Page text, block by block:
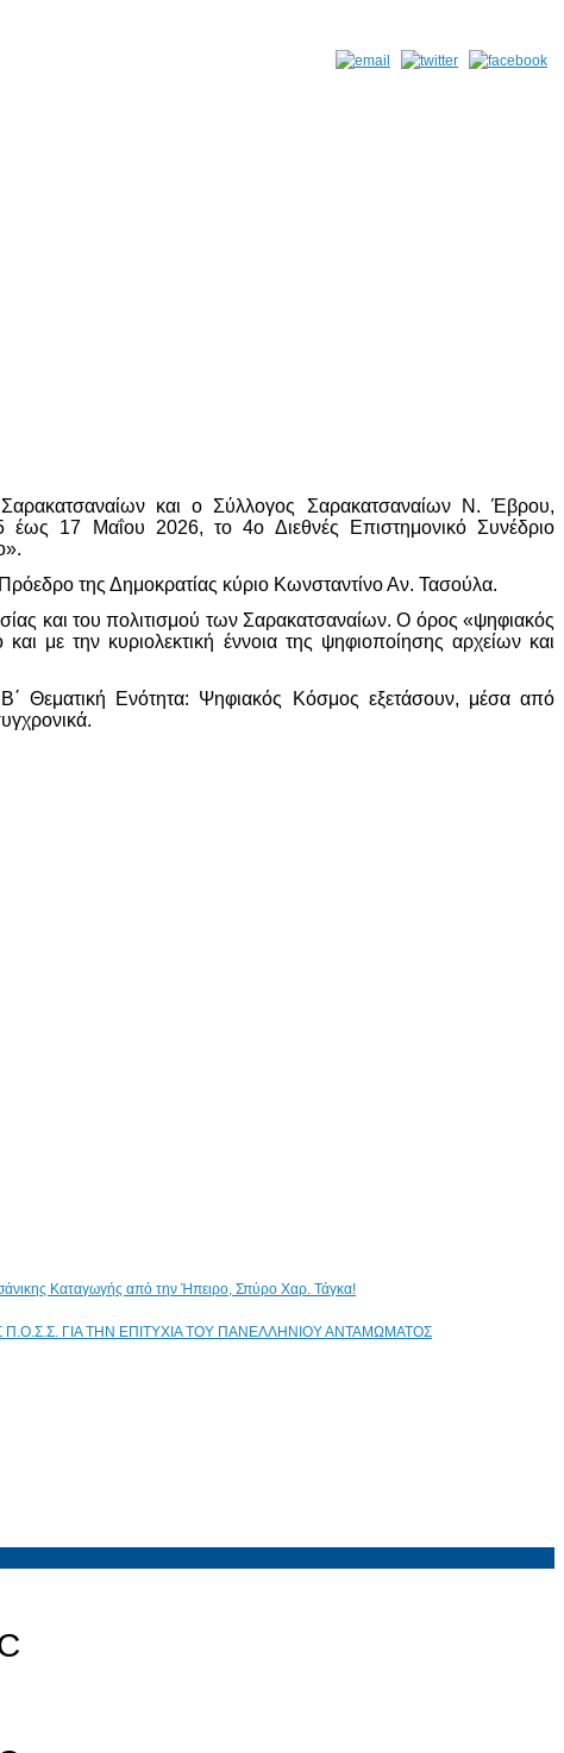
και ο Σύλλογος Σαρακατσαναίων Ν. Έβρου,
17 Μαΐου 2026, το 4ο Διεθνές Επιστημονικό Συνέδριο
της Δημοκρατίας κύριο Κωνσταντίνο Αν. Τασούλα.
και του πολιτισμού των Σαρακατσαναίων. Ο όρος «ψηφιακός
με την κυριολεκτική έννοια της ψηφιοποίησης αρχείων και
Θεματική Ενότητα: Ψηφιακός Κόσμος εξετάσουν, μέσα από
Καταγωγής από την Ήπειρο, Σπύρο Χαρ. Τάγκα!
ΓΙΑ ΤΗΝ ΕΠΙΤΥΧΙΑ ΤΟΥ ΠΑΝΕΛΛΗΝΙΟΥ ΑΝΤΑΜΩΜΑΤΟΣ